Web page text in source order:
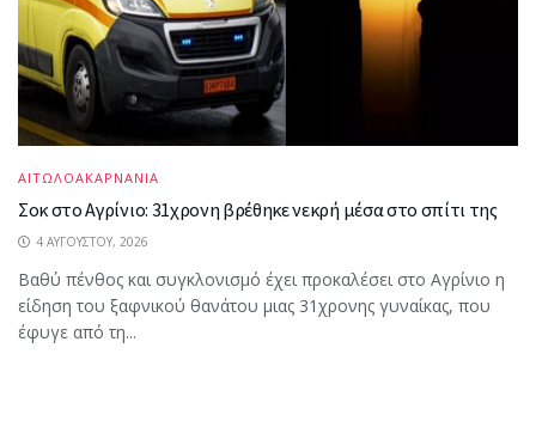
ΑΙΤΩΛΟΑΚΑΡΝΑΝΙΑ
Σοκ στο Αγρίνιο: 31χρονη βρέθηκε νεκρή μέσα στο σπίτι της
4 ΑΥΓΟΎΣΤΟΥ, 2026
Βαθύ πένθος και συγκλονισμό έχει προκαλέσει στο Αγρίνιο η
είδηση του ξαφνικού θανάτου μιας 31χρονης γυναίκας, που
έφυγε από τη...